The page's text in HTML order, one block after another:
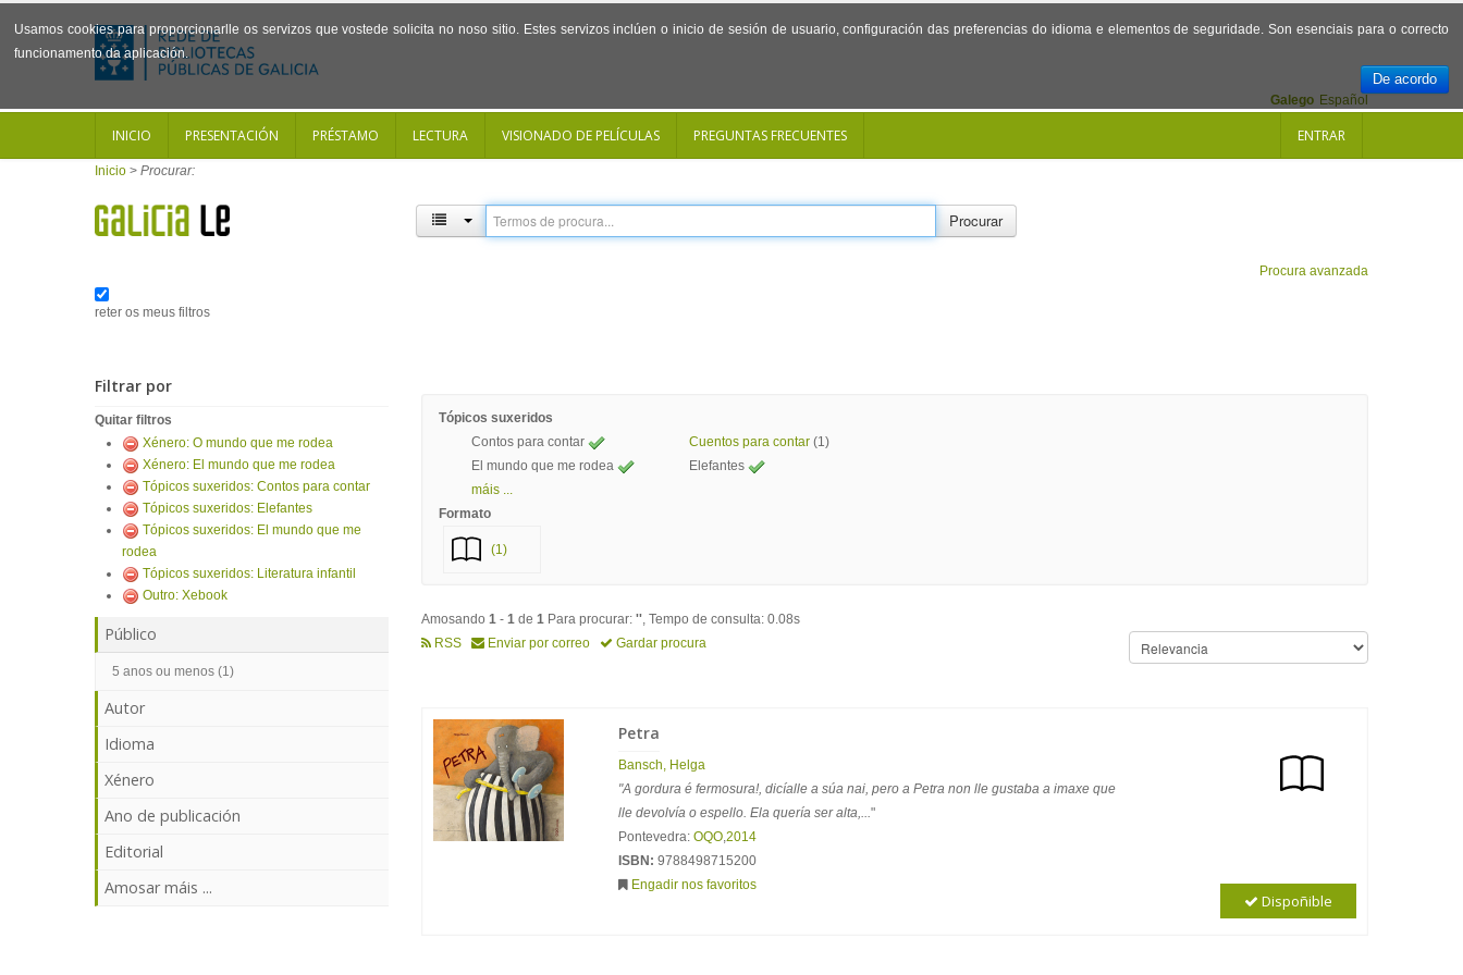
Usamos cookies para proporcionarlle os servizos que vostede solicita no noso sitio. Estes servizos inclúen o inicio de sesión de usuario, configuración das preferencias do idioma e elementos de seguridade. Son esenciais para o correcto
funcionamento da aplicación.
De acordo
Español
Galego
INICIO PRESENTACIÓN PRÉSTAMO LECTURA VISIONADO DE PELÍCULAS PREGUNTAS FRECUENTES ENTRAR
Inicio > Procurar:
Procurar
Procura avanzada
reter os meus filtros
Filtrar por
Quitar filtros
Xénero: O mundo que me rodea
Xénero: El mundo que me rodea
Tópicos suxeridos: Contos para contar
Tópicos suxeridos: Elefantes
Tópicos suxeridos: El mundo que me
rodea
Tópicos suxeridos: Literatura infantil
Outro: Xebook
Público
5 anos ou menos (1)
Autor
Idioma
Xénero
Ano de publicación
Editorial
Amosar máis ...
Tópicos suxeridos
Contos para contar
Cuentos para contar (1)
El mundo que me rodea
Elefantes
máis ...
Formato
(1)
Amosando 1 - 1 de 1 Para procurar: '', Tempo de consulta: 0.08s
RSS
Enviar por correo Gardar procura
Petra
Bansch, Helga
"A gordura é fermosura!, dicíalle a súa nai, pero a Petra non lle gustaba a imaxe que
lle devolvía o espello. Ela quería ser alta,..."
Pontevedra: OQO,2014
ISBN: 9788498715200
Engadir nos favoritos
Dispoñible